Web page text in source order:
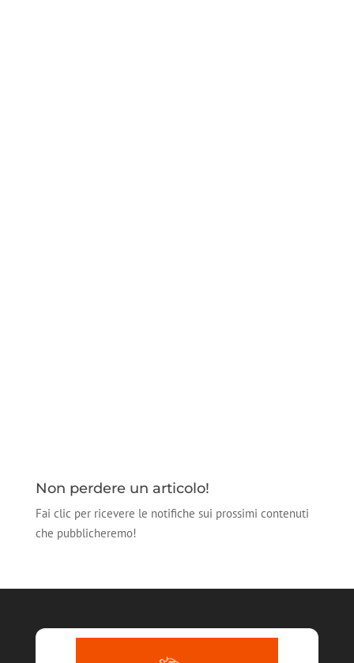
Non perdere un articolo!
Fai clic per ricevere le notifiche sui prossimi contenuti
che pubblicheremo!